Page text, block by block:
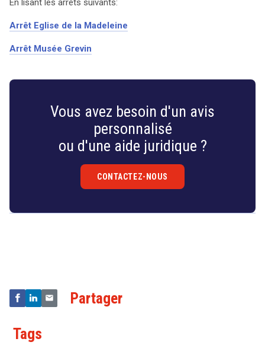
En lisant les arrêts suivants:
Arrêt Eglise de la Madeleine
Arrêt Musée Grevin
Vous avez besoin d'un avis
personnalisé
ou d'une aide juridique ?
CONTACTEZ-NOUS
Partager
Tags